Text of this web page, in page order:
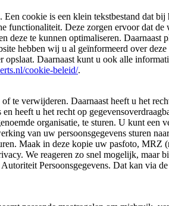
cookie is een klein tekstbestand dat
functionaliteit. Deze zorgen ervoor dat
te kunnen optimaliseren.
hebben wij u al geïnformeerd over
Daarnaast kunt u ook alle
cookie-beleid/.
te verwijderen. Daarnaast heeft u het
heeft u het recht op
organisatie, te sturen. U kunt
van uw persoonsgegevens sturen
Maak in deze kopie uw pasfoto, MRZ
We reageren zo snel mogelijk,
Persoonsgegevens. Dat kan via